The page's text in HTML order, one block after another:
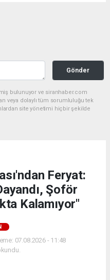
Gönder
bulunuyor ve siranhaber.com
veya dolaylı tüm sorumluluğu tek
site yönetimi hiçbir şekilde
Feryat:
Şoför
Kalamıyor"
07.08.2026 - 11:48